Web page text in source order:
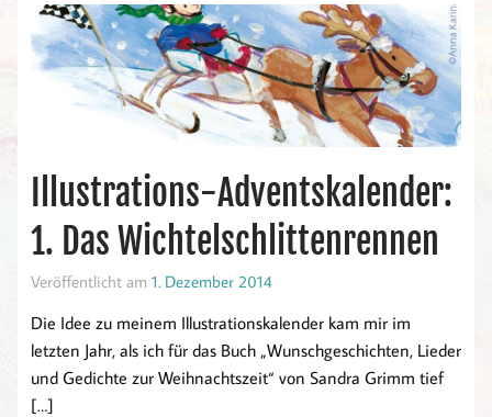
Illustrations-Adventskalender:
1. Das Wichtelschlittenrennen
Veröffentlicht am 1. Dezember 2014
Die Idee zu meinem Illustrationskalender kam mir im
letzten Jahr, als ich für das Buch „Wunschgeschichten, Lieder
und Gedichte zur Weihnachtszeit“ von Sandra Grimm tief
[…]